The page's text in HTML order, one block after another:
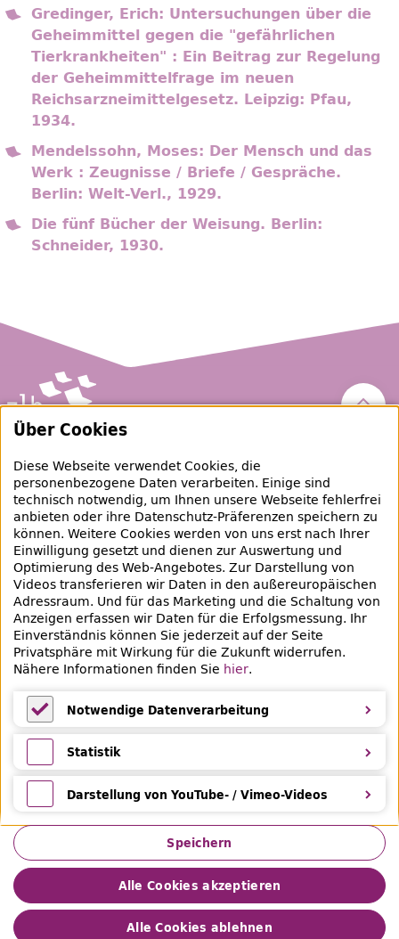
Gredinger, Erich: Untersuchungen über die
Geheimmittel gegen die "gefährlichen
Tierkrankheiten" : Ein Beitrag zur Regelung
der Geheimmittelfrage im neuen
Reichsarzneimittelgesetz. Leipzig: Pfau,
1934.
Mendelssohn, Moses: Der Mensch und das
Werk : Zeugnisse / Briefe / Gespräche.
Berlin: Welt-Verl., 1929.
Die fünf Bücher der Weisung. Berlin:
Schneider, 1930.
Zentral- und Landesbibliothek Berlin
raubgut@zlb.de
+49 30 90226-733
Social-Media Kanäle der ZLB
Facebook Mastodon Instagram
Bereich Provenienzforschung
Breite Straße 30-36
10178 Berlin
Über Cookies
Diese Webseite verwendet Cookies, die
personenbezogene Daten verarbeiten. Einige sind
technisch notwendig, um Ihnen unsere Webseite fehlerfrei
anbieten oder ihre Datenschutz-Präferenzen speichern zu
können. Weitere Cookies werden von uns erst nach Ihrer
Einwilligung gesetzt und dienen zur Auswertung und
Optimierung des Web-Angebotes. Zur Darstellung von
Videos transferieren wir Daten in den außereuropäischen
Adressraum. Und für das Marketing und die Schaltung von
Anzeigen erfassen wir Daten für die Erfolgsmessung. Ihr
Einverständnis können Sie jederzeit auf der Seite
Privatsphäre mit Wirkung für die Zukunft widerrufen.
Nähere Informationen finden Sie hier.
Notwendige Datenverarbeitung
Notwendige Datenverarbeitung
Statistik
StatistikDarstellung von YouTube- / Vimeo-Videos
Darstellung von YouTube- / Vimeo-Videos
Speichern
Alle Cookies akzeptieren
Alle Cookies ablehnen